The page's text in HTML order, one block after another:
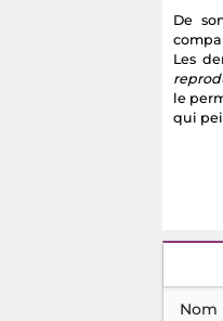
De
Les
le
qui
Nom